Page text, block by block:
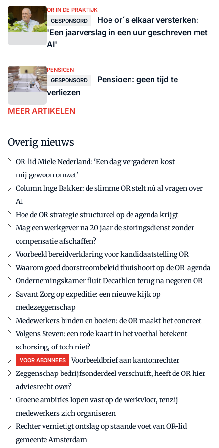
OR IN DE PRAKTIJK
GESPONSORD
Hoe or´s elkaar versterken:
'Een jaarverslag in een uur geschreven met
AI'
PENSIOEN
GESPONSORD
Pensioen: geen tijd te
verliezen
MEER ARTIKELEN
Overig nieuws
OR-lid Miele Nederland: 'Een dag vergaderen kost
mij gewoon omzet'
Column Inge Bakker: de slimme OR stelt nú al vragen over
AI
Hoe de OR strategie structureel op de agenda krijgt
Mag een werkgever na 20 jaar de storingsdienst zonder
compensatie afschaffen?
Voorbeeld bereidverklaring voor kandidaatstelling OR
Waarom goed doorstroombeleid thuishoort op de OR-agenda
Ondernemingskamer fluit Decathlon terug na negeren OR
Savant Zorg op expeditie: een nieuwe kijk op
medezeggenschap
Medewerkers binden en boeien: de OR maakt het concreet
Volgens Steven: een rode kaart in het voetbal betekent
schorsing, of toch niet?
VOOR ABONNEES
Voorbeeldbrief aan kantonrechter
Zeggenschap bedrijfsonderdeel verschuift, heeft de OR hier
adviesrecht over?
Groene ambities lopen vast op de werkvloer, tenzij
medewerkers zich organiseren
Rechter vernietigt ontslag op staande voet van OR-lid
gemeente Amsterdam